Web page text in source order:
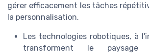
gérer efficacement les tâches
la personnalisation.
Les technologies robotiques, à
transforment le paysage